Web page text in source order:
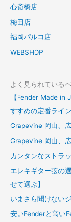
心斎橋店
梅田店
福岡パルコ店
WEBSHOP
よく見られている
【Fender Made in
すすめの定番ライ
Grapevine 岡山、
Grapevine 岡山、
カンタンなストラ
エレキギター弦の
せて選ぶ】
いまさら聞けない
安いFenderと高い